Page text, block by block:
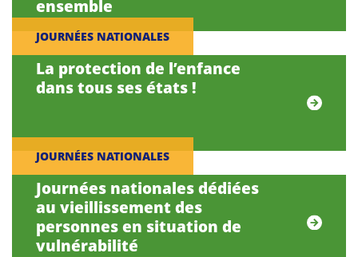
ensemble
JOURNÉES NATIONALES
La protection de l’enfance
dans tous ses états !
JOURNÉES NATIONALES
Journées nationales dédiées
au vieillissement des
personnes en situation de
vulnérabilité